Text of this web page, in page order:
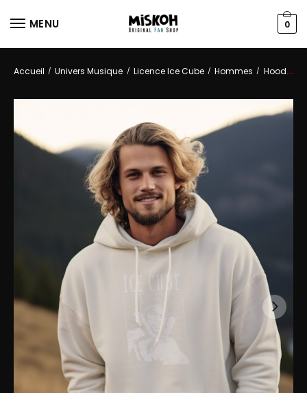
MENU 0
Accueil / Univers Musique / Licence Ice Cube / Hommes / Hoodies